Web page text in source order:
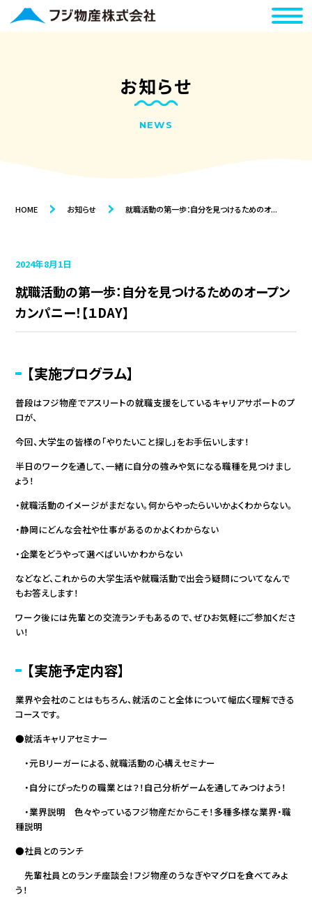
お知らせ
NEWS
HOME お知らせ 就職活動の第一歩：自分を見つけるためのオ...
2024年8月1日
就職活動の第一歩：自分を見つけるためのオープン
カンパニー！【１DAY】
【実施プログラム】
普段はフジ物産でアスリートの就職支援をしているキャリアサポートのプ
ロが、
今回、大学生の皆様の「やりたいこと探し」をお手伝いします！
半日のワークを通して、一緒に自分の強みや気になる職種を見つけまし
ょう！
・就職活動のイメージがまだない。何からやったらいいかよくわからない。
・静岡にどんな会社や仕事があるのかよくわからない
・企業をどうやって選べばいいかわからない
などなど、これからの大学生活や就職活動で出会う疑問についてなんで
もお答えします！
ワーク後には先輩との交流ランチもあるので、ぜひお気軽にご参加くださ
い！
【実施予定内容】
業界や会社のことはもちろん、就活のこと全体について幅広く理解できる
コースです。
●就活キャリアセミナー
・元Ｂリーガーによる、就職活動の心構えセミナー
・自分にぴったりの職業とは？！自己分析ゲームを通してみつけよう！
・業界説明 色々やっているフジ物産だからこそ！多種多様な業界・職
種説明
●社員とのランチ
先輩社員とのランチ座談会！フジ物産のうなぎやマグロを食べてみよ
う！